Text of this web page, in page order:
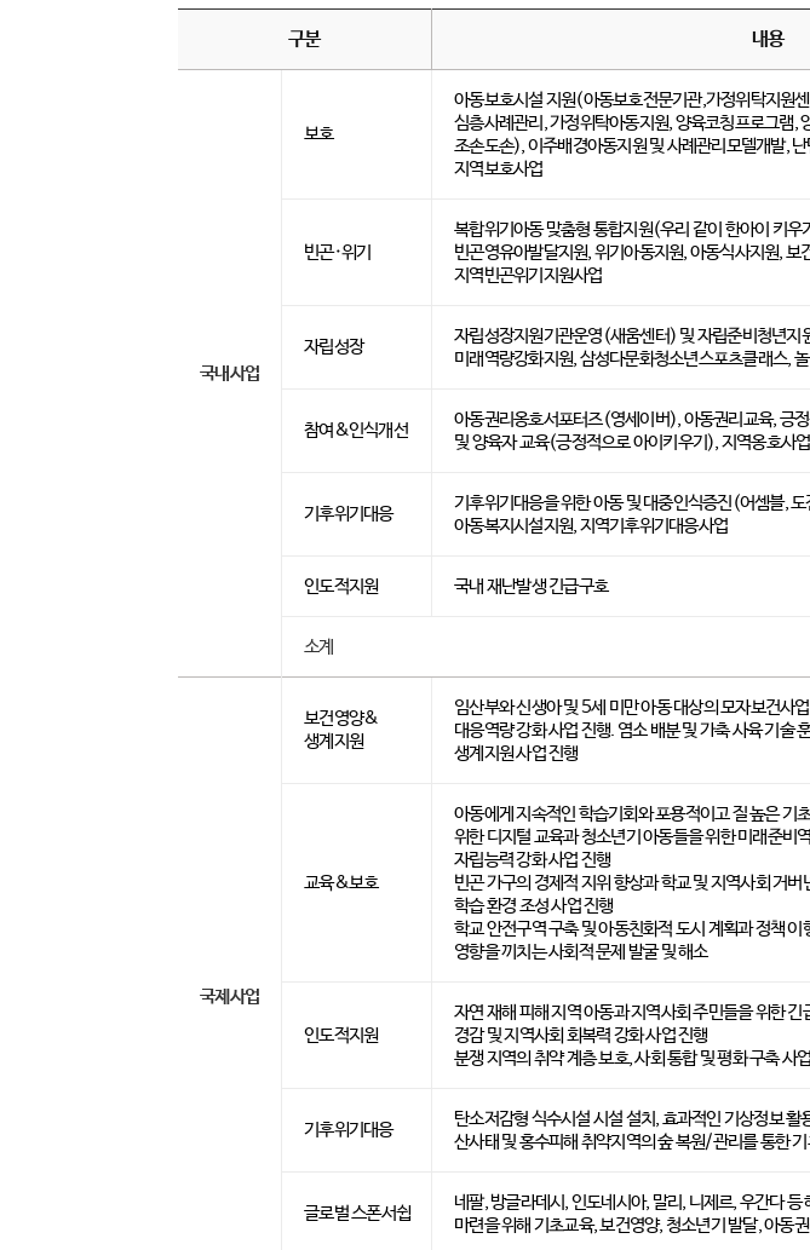
구분 내용
국내사업
보호
아동보호시설 지원(아동보호전문기관,가정위탁지원
심층사례관리, 가정위탁아동지원, 양육코칭프로그램,
조손도손), 이주배경아동지원 및 사례관리모델개발,
지역보호사업
빈곤·위기
복합위기아동 맞춤형 통합지원(우리 같이 한아이 키
빈곤영유아발달지원, 위기아동지원, 아동식사지원, 보
지역빈곤위기지원사업
자립성장
자립성장지원기관운영(새움센터) 및 자립준비청년지
미래역량강화지원, 삼성다문화청소년스포츠클래스,
참여&인식개선
아동권리옹호서포터즈(영세이버), 아동권리교육, 긍
및 양육자 교육(긍정적으로 아이키우기), 지역옹호사업
기후위기대응
기후위기대응을 위한 아동 및 대중인식증진(어셈블,
아동복지시설지원, 지역기후위기대응사업
인도적지원 국내 재난발생 긴급구호
소계
국제사업
보건영양&
생계지원
임산부와 신생아 및 5세 미만 아동 대상의 모자보건사
대응역량 강화 사업 진행. 염소 배분 및 가축 사육 기술
생계지원 사업 진행
교육&보호
아동에게 지속적인 학습기회와 포용적이고 질 높은 기
위한 디지털 교육과 청소년기 아동들을 위한 미래준비
자립능력 강화 사업 진행
빈곤 가구의 경제적 지위 향상과 학교 및 지역사회 거
학습 환경 조성 사업 진행
학교 안전구역 구축 및 아동친화적 도시 계획과 정책
영향을 끼치는 사회적 문제 발굴 및 해소
인도적지원
자연 재해 피해 지역 아동과 지역사회 주민들을 위한 긴
경감 및 지역사회 회복력 강화 사업 진행
분쟁 지역의 취약 계층 보호, 사회 통합 및 평화 구축 사
기후위기대응
탄소저감형 식수시설 시설 설치, 효과적인 기상정보
산사태 및 홍수피해 취약지역의 숲 복원/관리를 통한
글로벌 스폰서쉽
네팔, 방글라데시, 인도네시아, 말리, 니제르, 우간다
마련을 위해 기초교육, 보건영양, 청소년기 발달, 아동